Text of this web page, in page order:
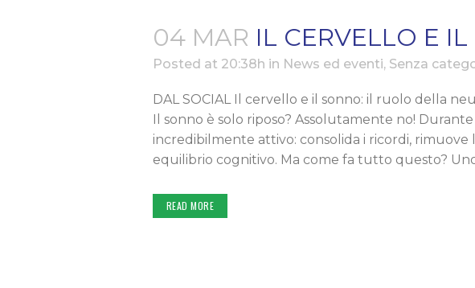
04 MAR IL CERVELLO E
Posted at 20:38h in News ed eventi, Senza
DAL SOCIAL Il cervello e il sonno: il ruolo della
Il sonno è solo riposo? Assolutamente no!
incredibilmente attivo: consolida i ricordi, rimuove
equilibrio cognitivo. Ma come fa tutto questo?
READ MORE